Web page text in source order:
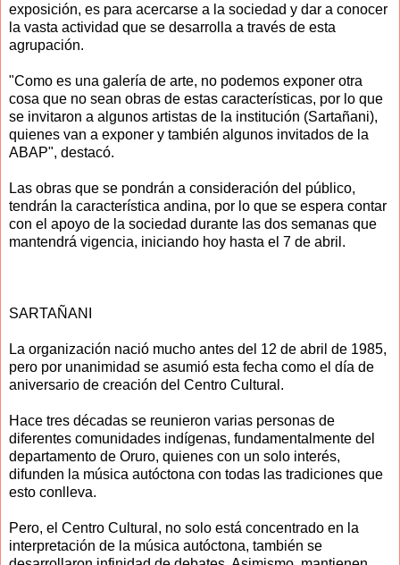
exposición, es para acercarse a la sociedad y dar a conocer
la vasta actividad que se desarrolla a través de esta
agrupación.
"Como es una galería de arte, no podemos exponer otra
cosa que no sean obras de estas características, por lo que
se invitaron a algunos artistas de la institución (Sartañani),
quienes van a exponer y también algunos invitados de la
ABAP", destacó.
Las obras que se pondrán a consideración del público,
tendrán la característica andina, por lo que se espera contar
con el apoyo de la sociedad durante las dos semanas que
mantendrá vigencia, iniciando hoy hasta el 7 de abril.
SARTAÑANI
La organización nació mucho antes del 12 de abril de 1985,
pero por unanimidad se asumió esta fecha como el día de
aniversario de creación del Centro Cultural.
Hace tres décadas se reunieron varias personas de
diferentes comunidades indígenas, fundamentalmente del
departamento de Oruro, quienes con un solo interés,
difunden la música autóctona con todas las tradiciones que
esto conlleva.
Pero, el Centro Cultural, no solo está concentrado en la
interpretación de la música autóctona, también se